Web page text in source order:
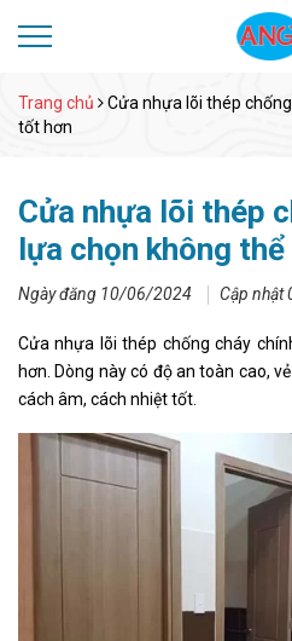
Trang chủ
Cửa nhựa lõi thép
tốt hơn
Cửa nhựa lõi thép
lựa chọn không
Ngày đăng 10/06/2024 Cập
Cửa nhựa lõi thép chống cháy
hơn. Dòng này có độ an toàn cao,
cách âm, cách nhiệt tốt.